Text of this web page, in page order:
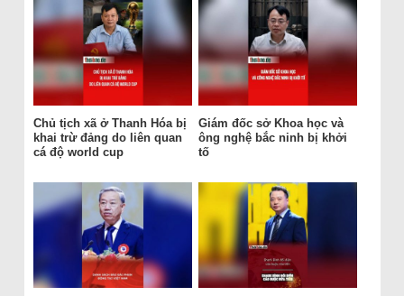
Chủ tịch xã ở Thanh Hóa bị
khai trừ đảng do liên quan
cá độ world cup
Giám đốc sở Khoa học và
ông nghệ bắc ninh bị khởi
tố